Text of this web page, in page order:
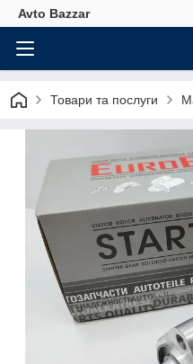
Avto Bazzar
Товари та послуги